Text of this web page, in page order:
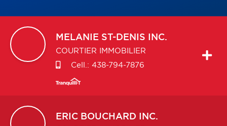
MELANIE ST-DENIS INC.
COURTIER IMMOBILIER
Cell.: 438-794-7876
ERIC BOUCHARD INC.